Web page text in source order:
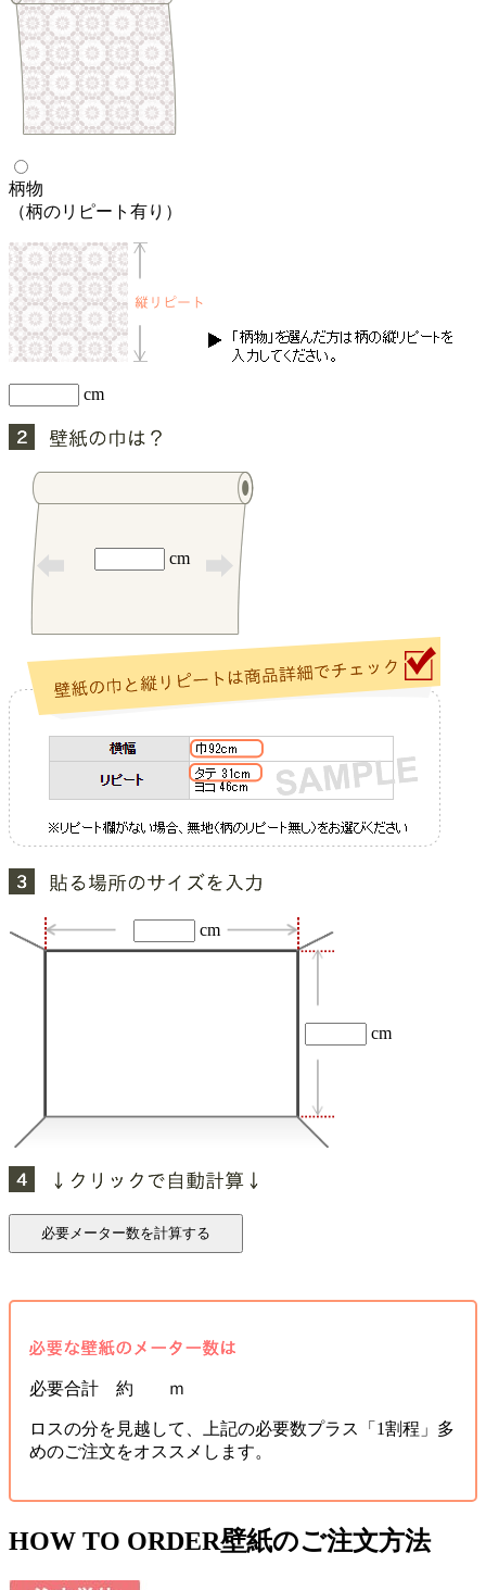
柄物
（柄のリピート有り）
cm
cm
cm
cm
必要合計 約 ｍ
ロスの分を見越して、上記の必要数プラス「1割程」多
めのご注文をオススメします。
HOW TO ORDER壁紙のご注文方法